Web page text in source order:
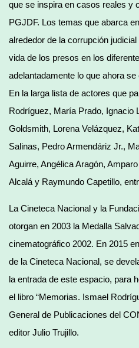
que se inspira en casos reales y
PGJDF. Los temas que abarca
alrededor de la corrupción
vida de los presos en los
adelantadamente lo que ahora
En la larga lista de actores que
Rodríguez, María Prado, Ignacio
Goldsmith, Lorena Velázquez,
Salinas, Pedro Armendáriz Jr.,
Aguirre, Angélica Aragón,
Alcalá y Raymundo Capetillo,
La Cineteca Nacional y la
otorgan en 2003 la Medalla
cinematográfico 2002. En 2015
de la Cineteca Nacional, se
la entrada de este espacio, para
el libro “Memorias. Ismael
General de Publicaciones del
editor Julio Trujillo.